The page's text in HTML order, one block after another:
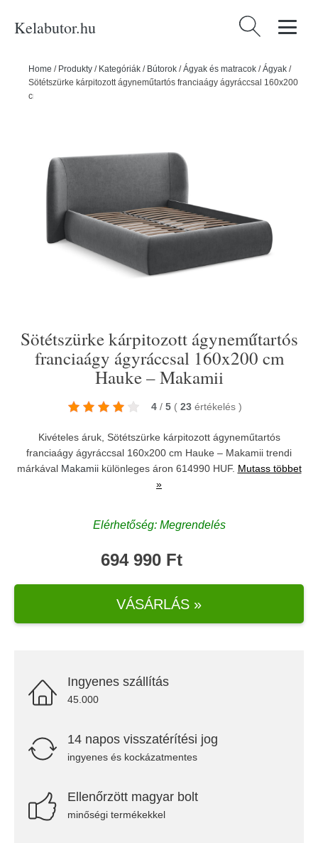
Kelabutor.hu Keresés:
Home / Produkty / Kategóriák / Bútorok /Ágyak és matracok /Ágyak /
Sötétszürke kárpitozott ágyneműtartós franciaágy ágyráccsal 160x200
cm Hauke – Makamii
Sötétszürke kárpitozott ágyneműtartós
franciaágy ágyráccsal 160x200 cm
Hauke – Makamii
4 / 5 ( 23 értékelés )
Kivételes áruk, Sötétszürke kárpitozott ágyneműtartós
franciaágy ágyráccsal 160x200 cm Hauke – Makamii trendi
márkával Makamiikülönleges áron 614990 HUF. Mutass többet
»
Elérhetőség: Megrendelés
694 990 Ft
VÁSÁRLÁS »
Ingyenes szállítás
45.000
14 napos visszatérítési jog
ingyenes és kockázatmentes
Ellenőrzött magyar bolt
minőségi termékekkel